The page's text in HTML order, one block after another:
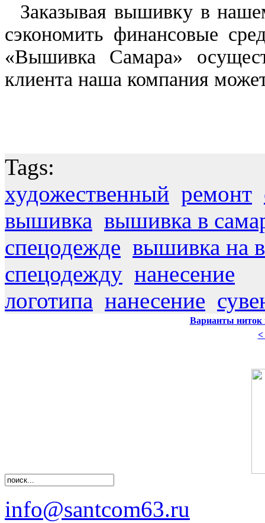
Заказывая вышивку в
сэкономить финансовые
«Вышивка Самара»
клиента наша компания
Tags:
художественный ремонт
вышивка вышивка в
спецодежде вышивка на
спецодежду нанесение
логотипа нанесение
Варианты
info@santcom63.ru